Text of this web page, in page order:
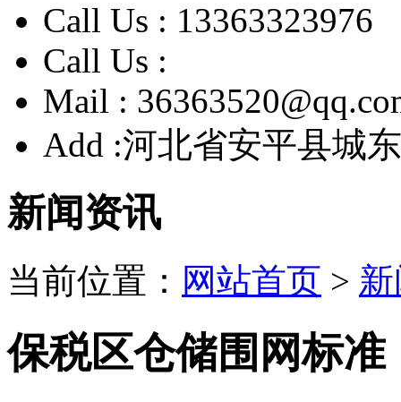
Call Us : 13363323976
Call Us :
Mail :
Add :河北省安平县城
新闻资讯
当前位置： 网站首页 >
保税区仓储围网标准